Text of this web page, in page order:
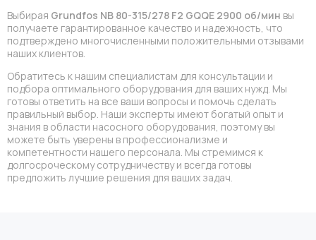
Выбирая Grundfos NB 80-315/278 F2 GQQE 2900 об/мин вы
получаете гарантированное качество и надежность, что
подтверждено многочисленными положительными отзывами
наших клиентов.
Обратитесь к нашим специалистам для консультации и
подбора оптимального оборудования для ваших нужд. Мы
готовы ответить на все ваши вопросы и помочь сделать
правильный выбор. Наши эксперты имеют богатый опыт и
знания в области насосного оборудования, поэтому вы
можете быть уверены в профессионализме и
компетентности нашего персонала. Мы стремимся к
долгосроческому сотрудничеству и всегда готовы
предложить лучшие решения для ваших задач.